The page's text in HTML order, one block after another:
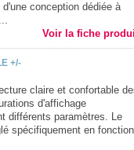
conception dédiée à
Voir la fiche
+/-
claire et confortable
d'affichage
différents paramètres. Le
spécifiquement en fonction